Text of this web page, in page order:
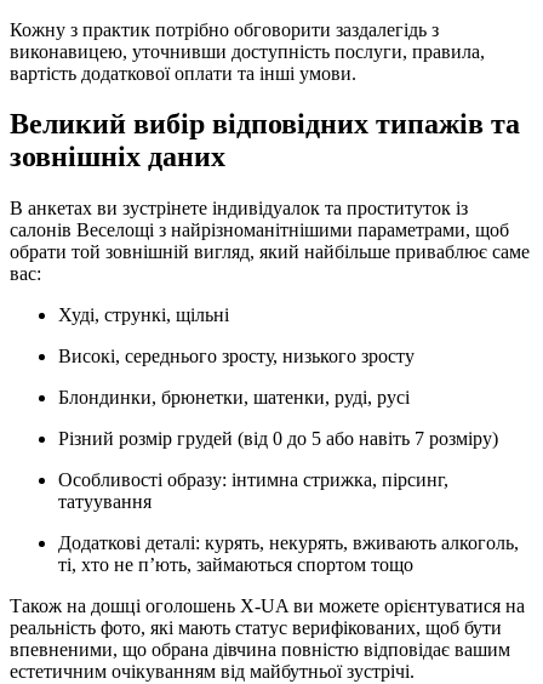
Кожну з практик потрібно обговорити заздалегідь з
виконавицею, уточнивши доступність послуги, правила,
вартість додаткової оплати та інші умови.
Великий вибір відповідних типажів та
зовнішніх даних
В анкетах ви зустрінете індивідуалок та проституток із
салонів Веселощі з найрізноманітнішими параметрами, щоб
обрати той зовнішній вигляд, який найбільше приваблює саме
вас:
Худі, стрункі, щільні
Високі, середнього зросту, низького зросту
Блондинки, брюнетки, шатенки, руді, русі
Різний розмір грудей (від 0 до 5 або навіть 7 розміру)
Особливості образу: інтимна стрижка, пірсинг,
татуування
Додаткові деталі: курять, некурять, вживають алкоголь,
ті, хто не п’ють, займаються спортом тощо
Також на дошці оголошень X-UA ви можете орієнтуватися на
реальність фото, які мають статус верифікованих, щоб бути
впевненими, що обрана дівчина повністю відповідає вашим
естетичним очікуванням від майбутньої зустрічі.